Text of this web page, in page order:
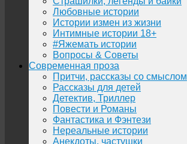
Любовные истории
Истории измен из жизни
Интимные истории 18+
#Яжемать истории
Вопросы & Советы
Современная проза
Притчи, рассказы со смыслом
Рассказы для детей
Детектив, Триллер
Повести и Романы
Фантастика и Фэнтези
Нереальные истории
Анекдоты, частушки